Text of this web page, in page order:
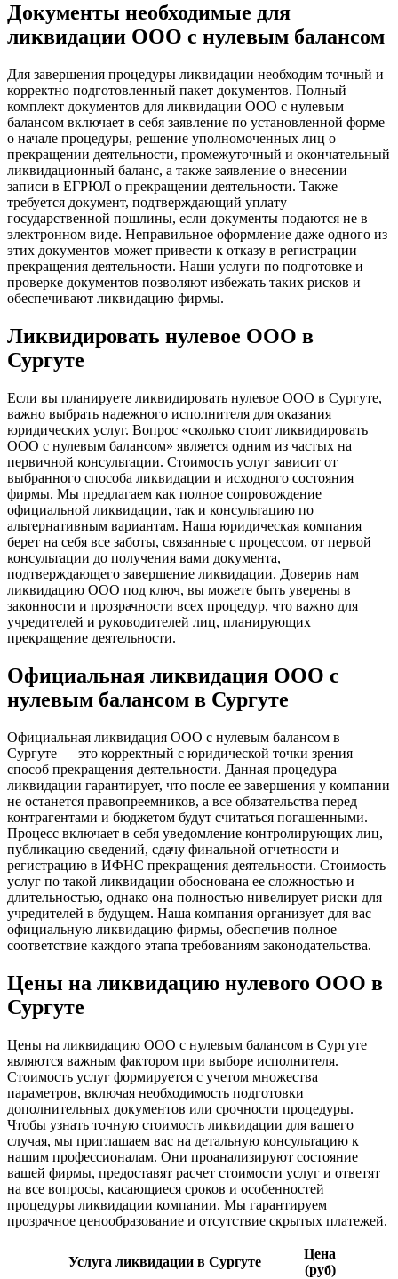
Документы необходимые для
ликвидации ООО с нулевым балансом
Для завершения процедуры ликвидации необходим точный и
корректно подготовленный пакет документов. Полный
комплект документов для ликвидации ООО с нулевым
балансом включает в себя заявление по установленной форме
о начале процедуры, решение уполномоченных лиц о
прекращении деятельности, промежуточный и окончательный
ликвидационный баланс, а также заявление о внесении
записи в ЕГРЮЛ о прекращении деятельности. Также
требуется документ, подтверждающий уплату
государственной пошлины, если документы подаются не в
электронном виде. Неправильное оформление даже одного из
этих документов может привести к отказу в регистрации
прекращения деятельности. Наши услуги по подготовке и
проверке документов позволяют избежать таких рисков и
обеспечивают ликвидацию фирмы.
Ликвидировать нулевое ООО в
Сургуте
Если вы планируете ликвидировать нулевое ООО в Сургуте,
важно выбрать надежного исполнителя для оказания
юридических услуг. Вопрос «сколько стоит ликвидировать
ООО с нулевым балансом» является одним из частых на
первичной консультации. Стоимость услуг зависит от
выбранного способа ликвидации и исходного состояния
фирмы. Мы предлагаем как полное сопровождение
официальной ликвидации, так и консультацию по
альтернативным вариантам. Наша юридическая компания
берет на себя все заботы, связанные с процессом, от первой
консультации до получения вами документа,
подтверждающего завершение ликвидации. Доверив нам
ликвидацию ООО под ключ, вы можете быть уверены в
законности и прозрачности всех процедур, что важно для
учредителей и руководителей лиц, планирующих
прекращение деятельности.
Официальная ликвидация ООО с
нулевым балансом в Сургуте
Официальная ликвидация ООО с нулевым балансом в
Сургуте — это корректный с юридической точки зрения
способ прекращения деятельности. Данная процедура
ликвидации гарантирует, что после ее завершения у компании
не останется правопреемников, а все обязательства перед
контрагентами и бюджетом будут считаться погашенными.
Процесс включает в себя уведомление контролирующих лиц,
публикацию сведений, сдачу финальной отчетности и
регистрацию в ИФНС прекращения деятельности. Стоимость
услуг по такой ликвидации обоснована ее сложностью и
длительностью, однако она полностью нивелирует риски для
учредителей в будущем. Наша компания организует для вас
официальную ликвидацию фирмы, обеспечив полное
соответствие каждого этапа требованиям законодательства.
Цены на ликвидацию нулевого ООО в
Сургуте
Цены на ликвидацию ООО с нулевым балансом в Сургуте
являются важным фактором при выборе исполнителя.
Стоимость услуг формируется с учетом множества
параметров, включая необходимость подготовки
дополнительных документов или срочности процедуры.
Чтобы узнать точную стоимость ликвидации для вашего
случая, мы приглашаем вас на детальную консультацию к
нашим профессионалам. Они проанализируют состояние
вашей фирмы, предоставят расчет стоимости услуг и ответят
на все вопросы, касающиеся сроков и особенностей
процедуры ликвидации компании. Мы гарантируем
прозрачное ценообразование и отсутствие скрытых платежей.
Услуга ликвидации в Сургуте
Цена
(руб)